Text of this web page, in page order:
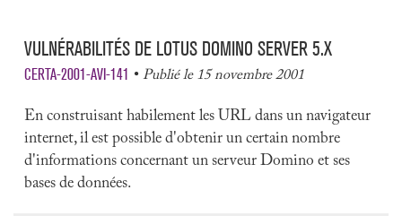
VULNÉRABILITÉS DE LOTUS DOMINO SERVER 5.X
CERTA-2001-AVI-141 Publié le 15 novembre 2001
En construisant habilement les URL dans un navigateur
internet, il est possible d'obtenir un certain nombre
d'informations concernant un serveur Domino et ses
bases de données.